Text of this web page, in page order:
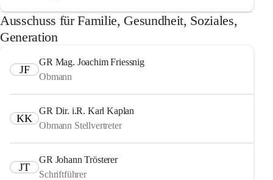
Ausschuss für Familie, Gesundheit, Soziales,
Generation
JF
GR Mag. Joachim Friessnig
Obmann
KK
GR Dir. i.R. Karl Kaplan
Obmann Stellvertreter
JT
GR Johann Trösterer
Schriftführer